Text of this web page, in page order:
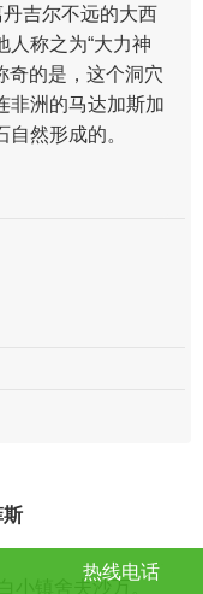
丹吉尔不远的大西
人称之为“大力神
奇的是，这个洞穴
非洲的马达加斯加
然形成的。
斯
小镇舍夫沙万。
热线电话